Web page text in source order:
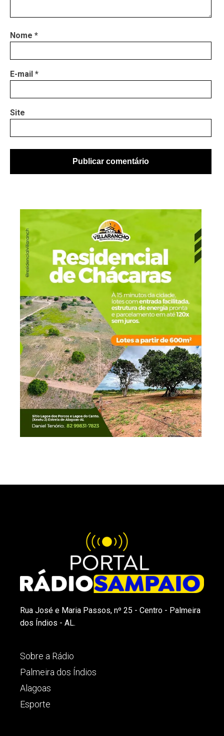
Nome *
E-mail *
Site
Rua José e Maria Passos, nº 25 - Centro - Palmeira
dos Índios - AL.
Sobre a Rádio
Palmeira dos Índios
Alagoas
Esporte